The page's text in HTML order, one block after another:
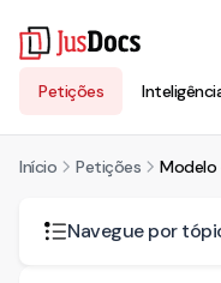
Petições
Início Petições
Navegue por